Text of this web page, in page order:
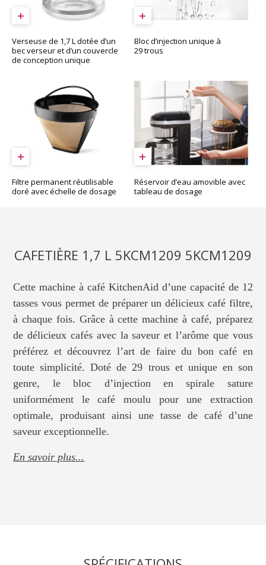
Verseuse de 1,7 L dotée d’un
bec verseur et d’un couvercle
de conception unique
Bloc d’injection unique à
29 trous
Filtre permanent réutilisable
doré avec échelle de dosage
Réservoir d’eau amovible avec
tableau de dosage
CAFETIÈRE 1,7 L 5KCM1209 5KCM1209
Cette machine à café KitchenAid d’une capacité de 12
tasses vous permet de préparer un délicieux café filtre,
à chaque fois. Grâce à cette machine à café, préparez
de délicieux cafés avec la saveur et l’arôme que vous
préférez et découvrez l’art de faire du bon café en
toute simplicité. Doté de 29 trous et unique en son
genre, le bloc d’injection en spirale sature
uniformément le café moulu pour une extraction
optimale, produisant ainsi une tasse de café d’une
saveur exceptionnelle.
En savoir plus...